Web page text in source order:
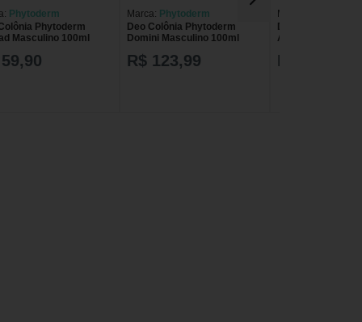
Phytoderm
Phytoderm
Masculino 100ml
Marca: Phytoderm
Deo Colônia Phytoderm
Domini Masculino 100ml
R$ 123,99
Marca:
Deo Colônia
Arrazo Masculino
R$ 59,90